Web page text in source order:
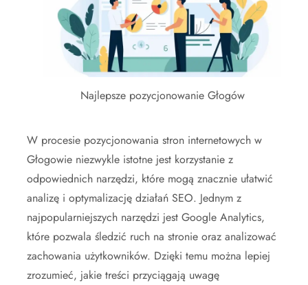
Najlepsze pozycjonowanie Głogów
W procesie pozycjonowania stron internetowych w
Głogowie niezwykle istotne jest korzystanie z
odpowiednich narzędzi, które mogą znacznie ułatwić
analizę i optymalizację działań SEO. Jednym z
najpopularniejszych narzędzi jest Google Analytics,
które pozwala śledzić ruch na stronie oraz analizować
zachowania użytkowników. Dzięki temu można lepiej
zrozumieć, jakie treści przyciągają uwagę